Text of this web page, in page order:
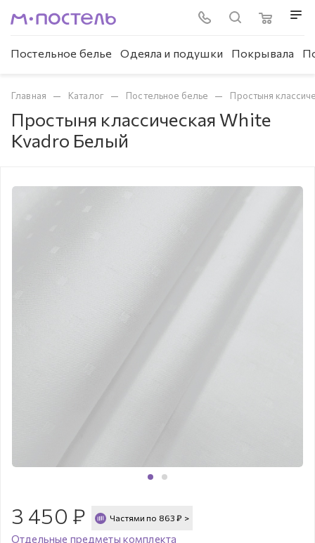
Постельное белье Одеяла и подушки Покрывала
Главная — Каталог — Постельное белье — Простыня
Простыня классическая White
Kvadro Белый
3 450 ₽ Частями по 863 ₽ >
Отдельные предметы комплекта